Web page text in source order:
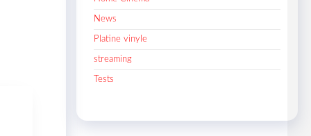
News
Platine vinyle
streaming
Tests